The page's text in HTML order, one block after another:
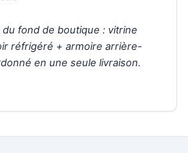
fond de boutique : vitrine
réfrigéré + armoire arrière-
en une seule livraison.